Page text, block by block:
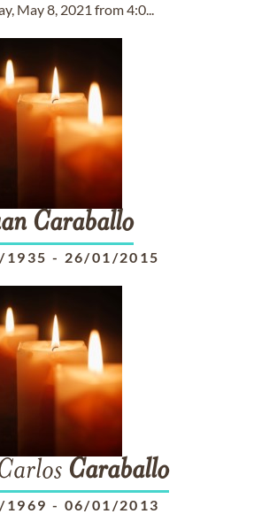
May 8, 2021 from 4:0...
Caraballo
1935 - 26/01/2015
Caraballo
1969 - 06/01/2013